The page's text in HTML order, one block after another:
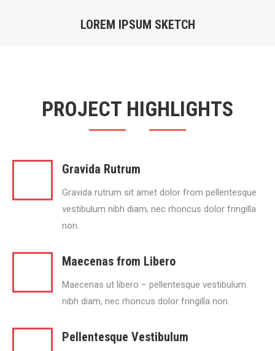
LOREM IPSUM SKETCH
PROJECT HIGHLIGHTS
Gravida Rutrum
Gravida rutrum sit amet dolor from pellentesque
vestibulum nibh diam, nec rhoncus dolor fringilla
non.
Maecenas from Libero
Maecenas ut libero – pellentesque vestibulum
nibh diam, nec rhoncus dolor fringilla non.
Pellentesque Vestibulum